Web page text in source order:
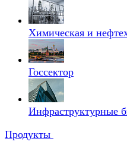
Химическая и
Госсектор
Инфраструктурные
Продукты